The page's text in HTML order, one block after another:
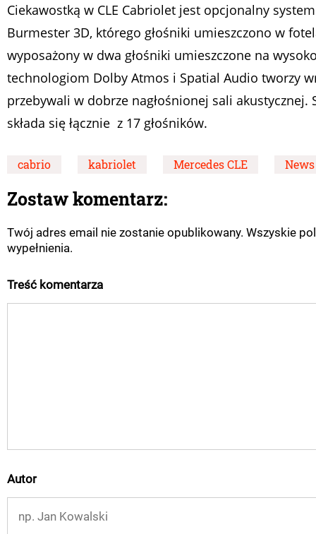
Ciekawostką w CLE Cabriolet jest opcjonalny
Burmester 3D, którego głośniki umieszczono w
wyposażony w dwa głośniki umieszczone na
technologiom Dolby Atmos i Spatial Audio tworzy
przebywali w dobrze nagłośnionej sali
składa się łącznie z 17 głośników.
cabrio kabriolet Mercedes CLE News
Zostaw komentarz:
Twój adres email nie zostanie opublikowany. Wszyskie
wypełnienia.
Treść komentarza
Autor